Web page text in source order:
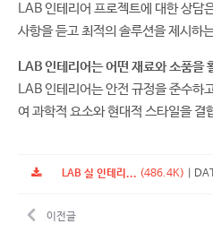
LAB 인테리어 프로젝트에 대한 상담
사항을 듣고 최적의 솔루션을 제시하
LAB 인테리어는 어떤 재료와 소품을
LAB 인테리어는 안전 규정을 준수하
여 과학적 요소와 현대적 스타일을 결
LAB 실 인테리... (486.4K)
이전글